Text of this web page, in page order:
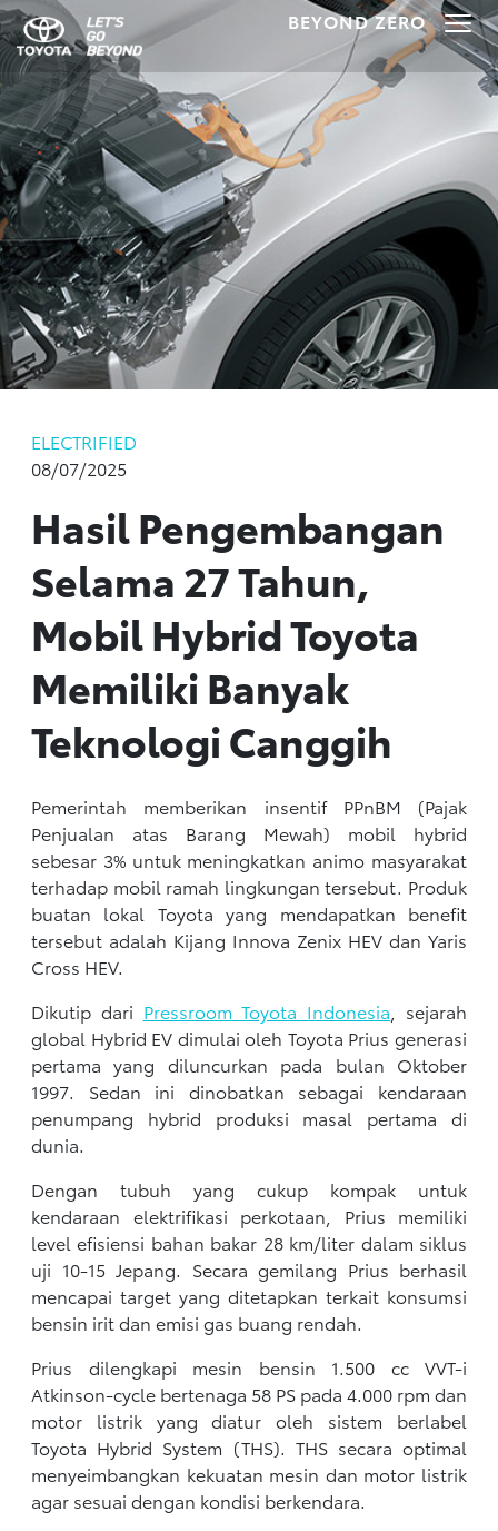
BEYOND ZERO
Technology
Hybrid Electric Vehicle
Battery Electric Vehicle
Plug-Plug-In Electric Vehicle
ELECTRIFIED
08/07/2025
Hasil Pengembangan
Selama 27 Tahun,
Mobil Hybrid Toyota
Memiliki Banyak
Teknologi Canggih
Pemerintah memberikan insentif PPnBM (Pajak
Penjualan atas Barang Mewah) mobil hybrid
sebesar 3% untuk meningkatkan animo masyarakat
terhadap mobil ramah lingkungan tersebut. Produk
buatan lokal Toyota yang mendapatkan benefit
tersebut adalah Kijang Innova Zenix HEV dan Yaris
Cross HEV.
Dikutip dari Pressroom Toyota Indonesia , sejarah
global Hybrid EV dimulai oleh Toyota Prius generasi
pertama yang diluncurkan pada bulan Oktober
1997. Sedan ini dinobatkan sebagai kendaraan
penumpang hybrid produksi masal pertama di
dunia.
Dengan tubuh yang cukup kompak untuk
kendaraan elektrifikasi perkotaan, Prius memiliki
level efisiensi bahan bakar 28 km/liter dalam siklus
uji 10-15 Jepang. Secara gemilang Prius berhasil
mencapai target yang ditetapkan terkait konsumsi
bensin irit dan emisi gas buang rendah.
Prius dilengkapi mesin bensin 1.500 cc VVT-i
Atkinson-cycle bertenaga 58 PS pada 4.000 rpm dan
motor listrik yang diatur oleh sistem berlabel
Toyota Hybrid System (THS). THS secara optimal
menyeimbangkan kekuatan mesin dan motor listrik
agar sesuai dengan kondisi berkendara.